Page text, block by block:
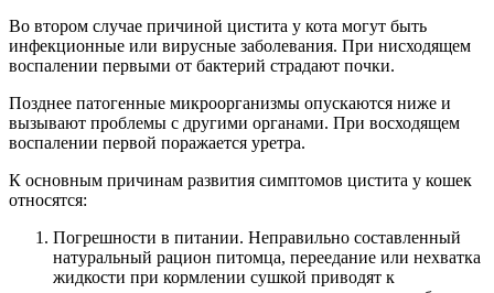
Во втором случае причиной цистита у кота могут быть
инфекционные или вирусные заболевания. При нисходящем
воспалении первыми от бактерий страдают почки.
Позднее патогенные микроорганизмы опускаются ниже и
вызывают проблемы с другими органами. При восходящем
воспалении первой поражается уретра.
К основным причинам развития симптомов цистита у кошек
относятся:
Погрешности в питании. Неправильно составленный
натуральный рацион питомца, переедание или нехватка
жидкости при кормлении сушкой приводят к